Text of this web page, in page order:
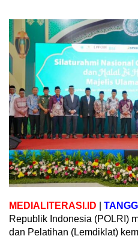
MEDIALITERASI.ID
Republik Indonesia (POLRI)
dan Pelatihan (Lemdiklat)